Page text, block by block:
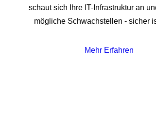
schaut sich Ihre IT-Infrastruktur an
mögliche Schwachstellen - sicher
Mehr Erfahren